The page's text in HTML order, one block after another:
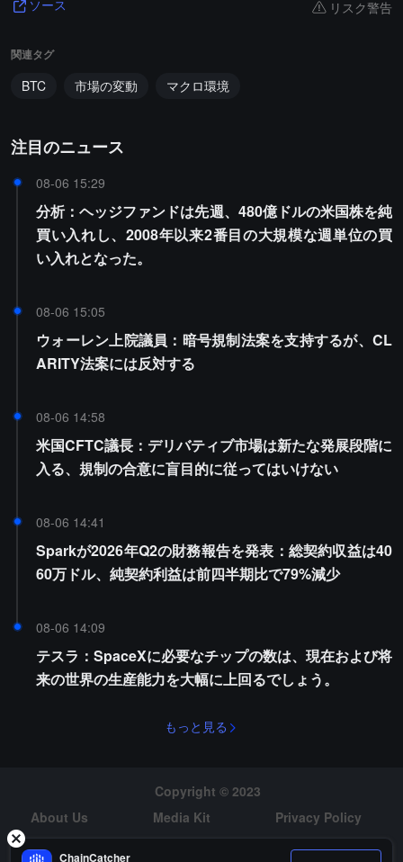
ソース リスク警告
関連タグ
BTC 市場の変動 マクロ環境
注目のニュース
08-06 15:29
分析：ヘッジファンドは先週、480億ドルの米国株を純
買い入れし、2008年以来2番目の大規模な週単位の買
い入れとなった。
08-06 15:05
ウォーレン上院議員：暗号規制法案を支持するが、CL
ARITY法案には反対する
08-06 14:58
米国CFTC議長：デリバティブ市場は新たな発展段階に
入る、規制の合意に盲目的に従ってはいけない
08-06 14:41
Sparkが2026年Q2の財務報告を発表：総契約収益は40
60万ドル、純契約利益は前四半期比で79%減少
08-06 14:09
テスラ：SpaceXに必要なチップの数は、現在および将
来の世界の生産能力を大幅に上回るでしょう。
もっと見る
Copyright © 2023
About Us
Media Kit
Privacy Policy
Risk Warning
Hiring
ChainCatcher